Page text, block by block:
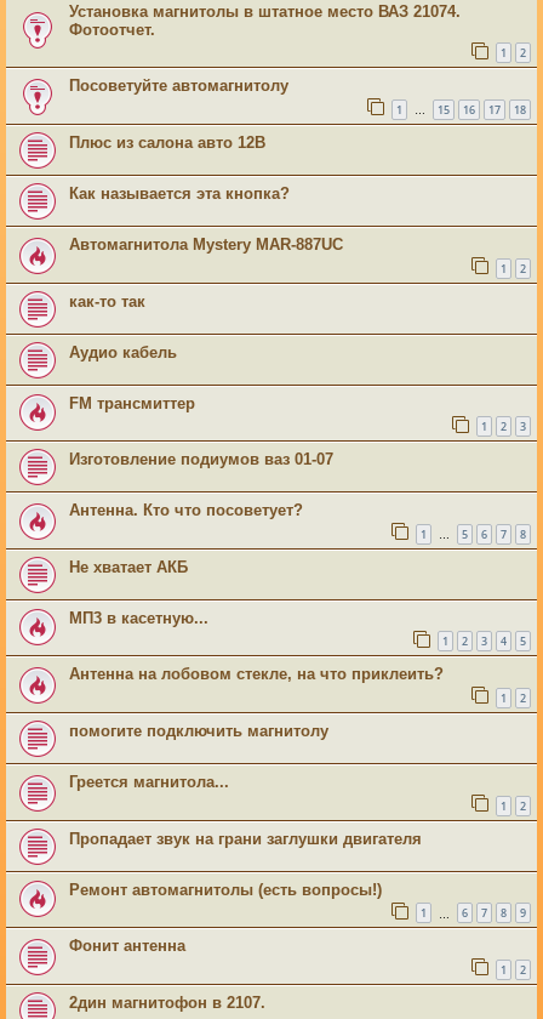
Установка магнитолы в штатное место ВАЗ 21074.
Фотоотчет.
1 2
Посоветуйте автомагнитолу
1 … 15 16 17 18
Плюс из салона авто 12В
Как называется эта кнопка?
Автомагнитола Mystery MAR-887UC
1 2
как-то так
Аудио кабель
FM трансмиттер
1 2 3
Изготовление подиумов ваз 01-07
Антенна. Кто что посоветует?
1 … 5 6 7 8
Не хватает АКБ
МП3 в касетную...
1 2 3 4 5
Антенна на лобовом стекле, на что приклеить?
1 2
помогите подключить магнитолу
Греется магнитола...
1 2
Пропадает звук на грани заглушки двигателя
Ремонт автомагнитолы (есть вопросы!)
1 6 7 8 9
Фонит антенна
1 2
2дин магнитофон в 2107.